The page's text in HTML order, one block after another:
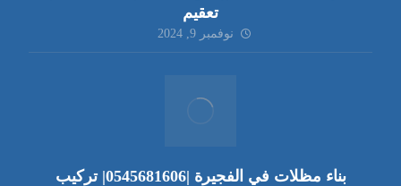
تعقيم
نوفمبر 9, 2024
بناء مظلات في الفجيرة |0545681606| تركيب